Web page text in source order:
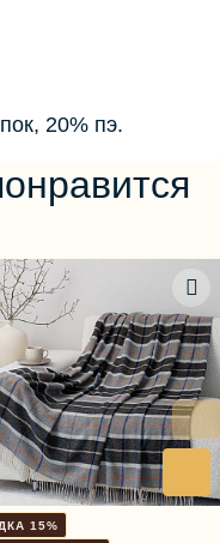
20% пэ.
15%